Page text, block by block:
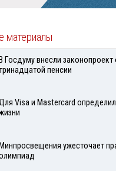
материалы
В Госдуму внесли законопроект
пенсии
Visа и Mastercard
Минпросвещения ужесточает